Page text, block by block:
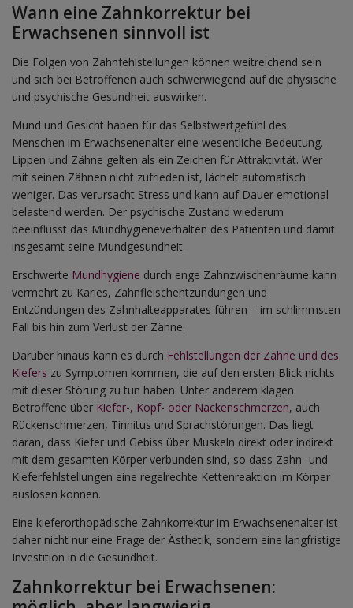
Wann eine Zahnkorrektur bei
Erwachsenen sinnvoll ist
Die Folgen von Zahnfehlstellungen können weitreichend sein
und sich bei Betroffenen auch schwerwiegend auf die physische
und psychische Gesundheit auswirken.
Mund und Gesicht haben für das Selbstwertgefühl des
Menschen im Erwachsenenalter eine wesentliche Bedeutung.
Lippen und Zähne gelten als ein Zeichen für Attraktivität. Wer
mit seinen Zähnen nicht zufrieden ist, lächelt automatisch
weniger. Das verursacht Stress und kann auf Dauer emotional
belastend werden. Der psychische Zustand wiederum
beeinflusst das Mundhygieneverhalten des Patienten und damit
insgesamt seine Mundgesundheit.
Erschwerte Mundhygiene durch enge Zahnzwischenräume kann
vermehrt zu Karies, Zahnfleischentzündungen und
Entzündungen des Zahnhalteapparates führen – im schlimmsten
Fall bis hin zum Verlust der Zähne.
Darüber hinaus kann es durch Fehlstellungen der Zähne und des
Kiefers zu Symptomen kommen, die auf den ersten Blick nichts
mit dieser Störung zu tun haben. Unter anderem klagen
Betroffene über Kiefer-, Kopf- oder Nackenschmerzen, auch
Rückenschmerzen, Tinnitus und Sprachstörungen. Das liegt
daran, dass Kiefer und Gebiss über Muskeln direkt oder indirekt
mit dem gesamten Körper verbunden sind, so dass Zahn- und
Kieferfehlstellungen eine regelrechte Kettenreaktion im Körper
auslösen können.
Eine kieferorthopädische Zahnkorrektur im Erwachsenenalter ist
daher nicht nur eine Frage der Ästhetik, sondern eine langfristige
Investition in die Gesundheit.
Zahnkorrektur bei Erwachsenen: